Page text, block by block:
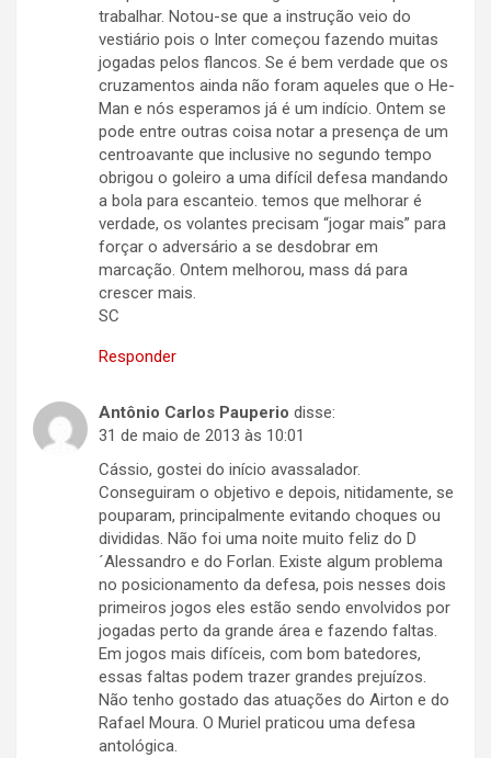
trabalhar. Notou-se que a instrução veio do
vestiário pois o Inter começou fazendo muitas
jogadas pelos flancos. Se é bem verdade que os
cruzamentos ainda não foram aqueles que o He-
Man e nós esperamos já é um indício. Ontem se
pode entre outras coisa notar a presença de um
centroavante que inclusive no segundo tempo
obrigou o goleiro a uma difícil defesa mandando
a bola para escanteio. temos que melhorar é
verdade, os volantes precisam “jogar mais” para
forçar o adversário a se desdobrar em
marcação. Ontem melhorou, mass dá para
crescer mais.
SC
Responder
Antônio Carlos Pauperio disse:
31 de maio de 2013 às 10:01
Cássio, gostei do início avassalador.
Conseguiram o objetivo e depois, nitidamente, se
pouparam, principalmente evitando choques ou
divididas. Não foi uma noite muito feliz do D
´Alessandro e do Forlan. Existe algum problema
no posicionamento da defesa, pois nesses dois
primeiros jogos eles estão sendo envolvidos por
jogadas perto da grande área e fazendo faltas.
Em jogos mais difíceis, com bom batedores,
essas faltas podem trazer grandes prejuízos.
Não tenho gostado das atuações do Airton e do
Rafael Moura. O Muriel praticou uma defesa
antológica.